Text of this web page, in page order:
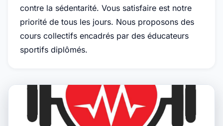
contre la sédentarité. Vous satisfaire est notre
priorité de tous les jours. Nous proposons des
cours collectifs encadrés par des éducateurs
sportifs diplômés.